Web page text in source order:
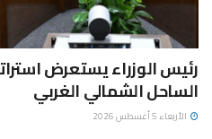
رئيس الوزراء يستعرض
الساحل الشمالي الغربي
الأربعاء 5 أغسطس 2026